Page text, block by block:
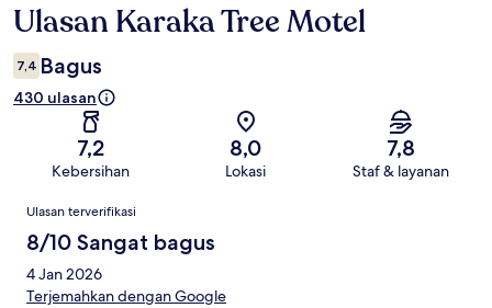
Ulasan
Ulasan Karaka Tree Motel
7,4 Bagus
430 ulasan
7,2
Kebersihan
8,0
Lokasi
7,8
Staf & layanan
Ulasan
Ulasan terverifikasi
8/10 Sangat bagus
4 Jan 2026
Terjemahkan dengan Google